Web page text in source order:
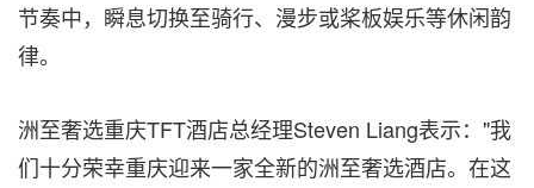
节奏中，瞬息切换至骑行、漫步或桨板娱乐等休闲韵
律。
洲至奢选重庆TFT酒店总经理Steven Liang表示："我
们十分荣幸重庆迎来一家全新的洲至奢选酒店。在这